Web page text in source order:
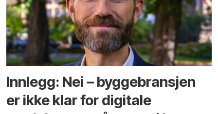
Innlegg: Nei – byggebransjen
er ikke klar for digitale